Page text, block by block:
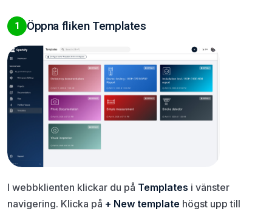
1 Öppna fliken Templates
I webbklienten klickar du på Templates i vänster
navigering. Klicka på + New template högst upp till